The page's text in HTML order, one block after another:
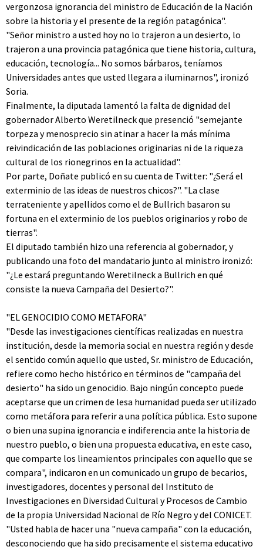
vergonzosa ignorancia del ministro de Educación de la Nación
sobre la historia y el presente de la región patagónica".
"Señor ministro a usted hoy no lo trajeron a un desierto, lo
trajeron a una provincia patagónica que tiene historia, cultura,
educación, tecnología... No somos bárbaros, teníamos
Universidades antes que usted llegara a iluminarnos", ironizó
Soria.
Finalmente, la diputada lamentó la falta de dignidad del
gobernador Alberto Weretilneck que presenció "semejante
torpeza y menosprecio sin atinar a hacer la más mínima
reivindicación de las poblaciones originarias ni de la riqueza
cultural de los rionegrinos en la actualidad".
Por parte, Doñate publicó en su cuenta de Twitter: "¿Será el
exterminio de las ideas de nuestros chicos?". "La clase
terrateniente y apellidos como el de Bullrich basaron su
fortuna en el exterminio de los pueblos originarios y robo de
tierras".
El diputado también hizo una referencia al gobernador, y
publicando una foto del mandatario junto al ministro ironizó:
"¿Le estará preguntando Weretilneck a Bullrich en qué
consiste la nueva Campaña del Desierto?".
"EL GENOCIDIO COMO METAFORA"
"Desde las investigaciones científicas realizadas en nuestra
institución, desde la memoria social en nuestra región y desde
el sentido común aquello que usted, Sr. ministro de Educación,
refiere como hecho histórico en términos de "campaña del
desierto" ha sido un genocidio. Bajo ningún concepto puede
aceptarse que un crimen de lesa humanidad pueda ser utilizado
como metáfora para referir a una política pública. Esto supone
o bien una supina ignorancia e indiferencia ante la historia de
nuestro pueblo, o bien una propuesta educativa, en este caso,
que comparte los lineamientos principales con aquello que se
compara", indicaron en un comunicado un grupo de becarios,
investigadores, docentes y personal del Instituto de
Investigaciones en Diversidad Cultural y Procesos de Cambio
de la propia Universidad Nacional de Río Negro y del CONICET.
"Usted habla de hacer una "nueva campaña" con la educación,
desconociendo que ha sido precisamente el sistema educativo